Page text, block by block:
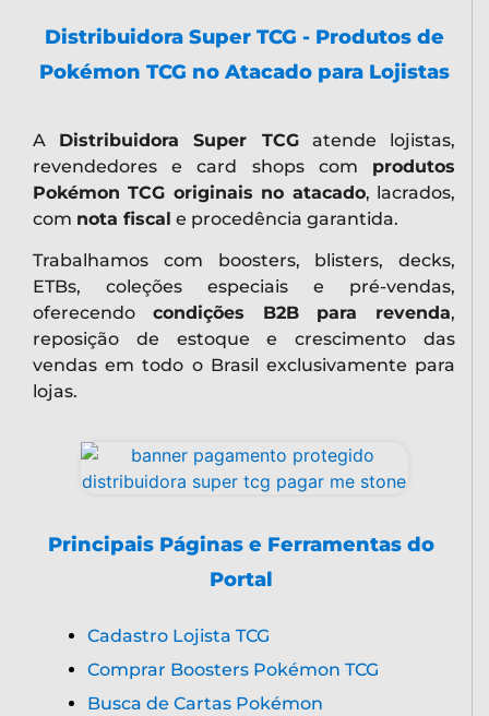
Distribuidora Super TCG - Produtos de
Pokémon TCG no Atacado para Lojistas
A Distribuidora Super TCGatende lojistas,
revendedores e card shops com produtos
Pokémon TCG originais no atacado, lacrados,
com nota fiscal e procedência garantida.
Trabalhamos com boosters, blisters, decks,
ETBs, coleções especiais e pré-vendas,
oferecendo condições B2B para revenda,
reposição de estoque e crescimento das
vendas em todo o Brasil exclusivamente para
lojas.
Principais Páginas e Ferramentas do
Portal
Cadastro Lojista TCG
Comprar Boosters Pokémon TCG
Busca de Cartas Pokémon